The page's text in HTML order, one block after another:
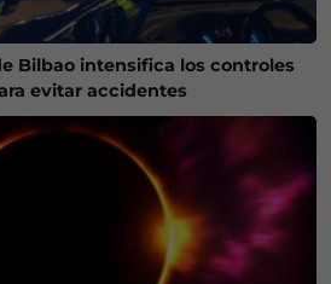
Bilbao intensifica los controles
evitar accidentes